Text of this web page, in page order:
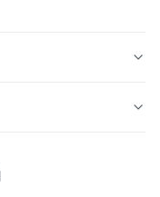
または化学エッチン
動車メーカーやオ